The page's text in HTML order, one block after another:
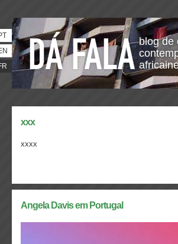
blog de
xxx
xxxx
Angela Davis em Portugal